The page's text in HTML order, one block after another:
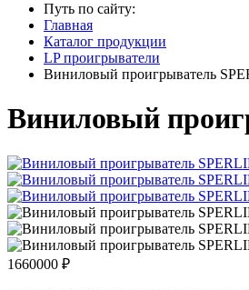
Путь по сайту:
Главная
Каталог продукции
LP проигрыватели
Виниловый проигрыватель
Виниловый
1660000 ₽